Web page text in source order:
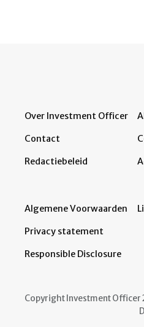
Over Investment Officer
Contact
Redactiebeleid
Algemene Voorwaarden
Privacy statement
Responsible Disclosure
Copyright Investment Officer